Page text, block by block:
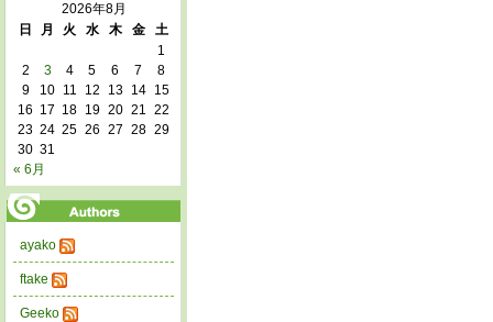
2026年8月
日
月 火 水 木 金
土
1
2
3 4 5 6 7
8
9
10 11 12 13 14
15
16 17 18 19 20 21 22
23 24 25 26 27 28 29
30 31
« 6月
ayako
ftake
Geeko